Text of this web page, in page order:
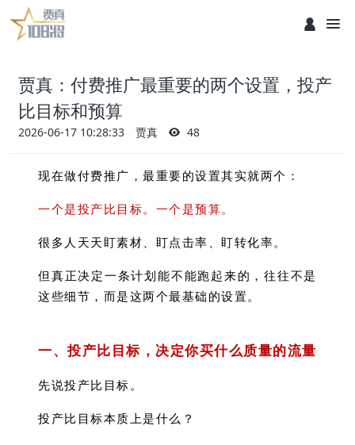
贾真：付费推广最重要的两个设置，投产
比目标和预算
2026-06-17 10:28:33 贾真 48
现在做付费推广，最重要的设置其实就两个：
一个是投产比目标。一个是预算。
很多人天天盯素材、盯点击率、盯转化率。
但真正决定一条计划能不能跑起来的，往往不是
这些细节，而是这两个最基础的设置。
一、投产比目标，决定你买什么质量的流量
先说投产比目标。
投产比目标本质上是什么？